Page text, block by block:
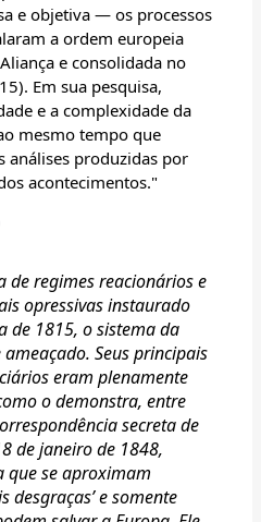
e objetiva — os processos
a ordem europeia
e consolidada no
Em sua pesquisa,
e a complexidade da
mesmo tempo que
análises produzidas por
acontecimentos."
de regimes reacionários e
opressivas instaurado
de 1815, o sistema da
Seus principais
eram plenamente
o demonstra, entre
secreta de
de janeiro de 1848,
que se aproximam
desgraças’ e somente